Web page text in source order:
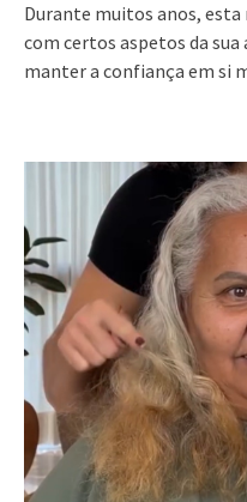
Durante muitos anos,
com certos aspetos da
manter a confiança em si